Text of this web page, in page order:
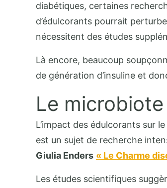
diabétiques, certaines
d’édulcorants pourrait
nécessitent des études
Là encore, beaucoup
de génération d’insuline et
Le
L’impact des édulcorants sur
est un sujet de recherche
Giulia Enders « Le Charme
Les études scientifiques